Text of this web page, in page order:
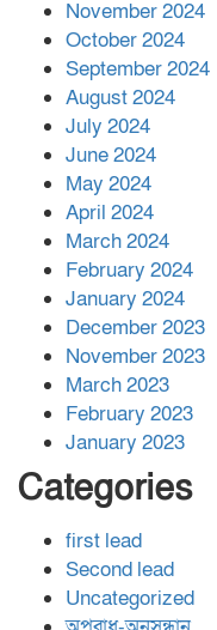
November 2024
October 2024
September 2024
August 2024
July 2024
June 2024
May 2024
April 2024
March 2024
February 2024
January 2024
December 2023
November 2023
March 2023
February 2023
January 2023
Categories
first lead
Second lead
Uncategorized